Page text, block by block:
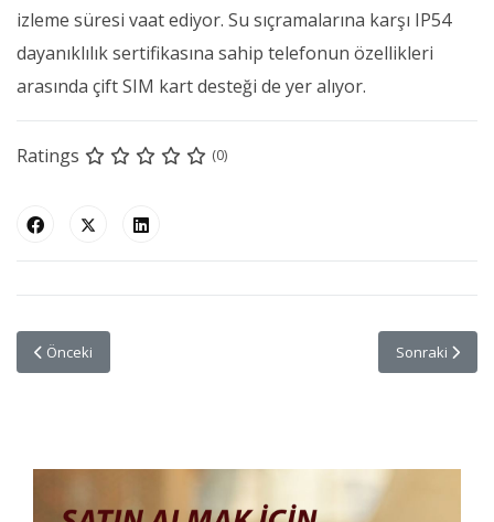
izleme süresi vaat ediyor. Su sıçramalarına karşı IP54
dayanıklılık sertifikasına sahip telefonun özellikleri
arasında çift SIM kart desteği de yer alıyor.
Ratings (0)
Önceki makale: AKM'de 5 Sergi Birden
Önceki Sonraki
Sonraki